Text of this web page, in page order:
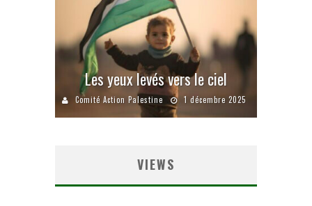
Les yeux levés vers le ciel
Comité Action Palestine 1 décembre 2025
VIEWS